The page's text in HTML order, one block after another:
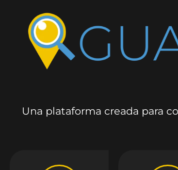
Una plataforma creada para